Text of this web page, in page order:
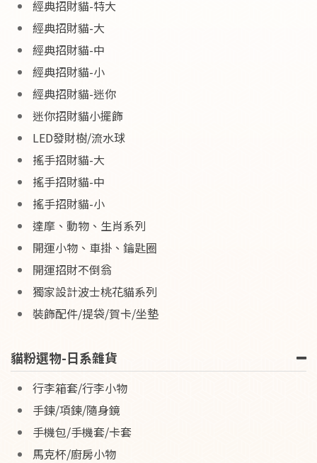
經典招財貓-特大
經典招財貓-大
經典招財貓-中
經典招財貓-小
經典招財貓-迷你
迷你招財貓小擺飾
LED發財樹/流水球
搖手招財貓-大
搖手招財貓-中
搖手招財貓-小
達摩、動物、生肖系列
開運小物、車掛、鑰匙圈
開運招財不倒翁
獨家設計波士桃花貓系列
裝飾配件/提袋/賀卡/坐墊
貓粉選物-日系雜貨
行李箱套/行李小物
手鍊/項鍊/隨身鏡
手機包/手機套/卡套
馬克杯/廚房小物